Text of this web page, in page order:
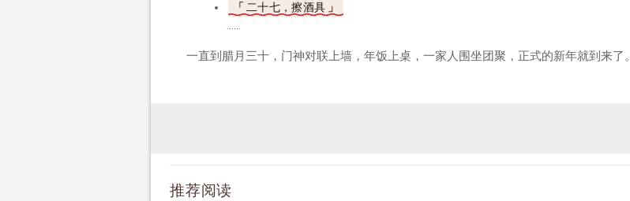
二十七，擦酒具
一直到腊月三十，门神对联上墙，年饭上桌，一家人围坐团聚，正式的新年就到来了。
推荐阅读